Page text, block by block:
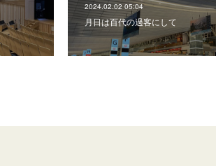
2024.02.02 05:04
月日は百代の過客にして